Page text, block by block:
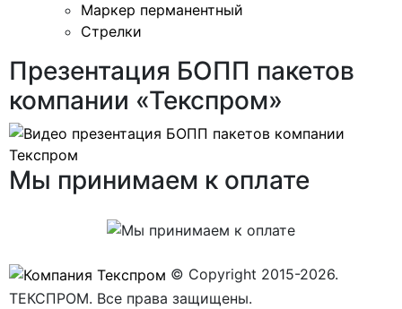
Маркер перманентный
Стрелки
Презентация БОПП пакетов
компании «Текспром»
Мы принимаем к оплате
© Copyright 2015-2026.
ТЕКСПРОМ. Все права защищены.